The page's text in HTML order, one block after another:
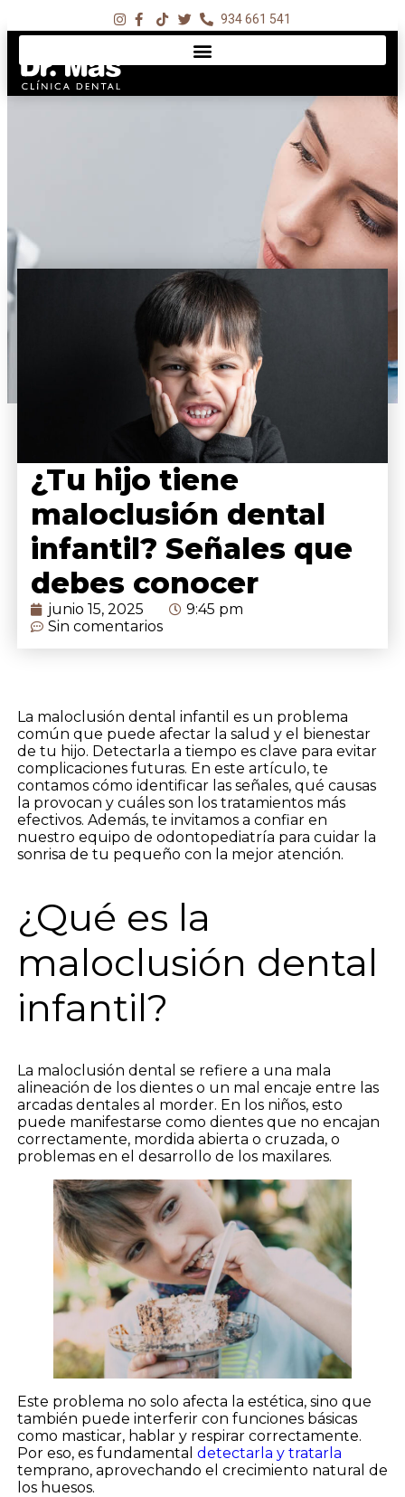
934 661 541
¿Tu hijo tiene
maloclusión dental
infantil? Señales que
debes conocer
junio 15, 2025
9:45 pm
Sin comentarios
La maloclusión dental infantil es un problema
común que puede afectar la salud y el bienestar
de tu hijo. Detectarla a tiempo es clave para evitar
complicaciones futuras. En este artículo, te
contamos cómo identificar las señales, qué causas
la provocan y cuáles son los tratamientos más
efectivos. Además, te invitamos a confiar en
nuestro equipo de odontopediatría para cuidar la
sonrisa de tu pequeño con la mejor atención.
¿Qué es la
maloclusión dental
infantil?
La maloclusión dental se refiere a una mala
alineación de los dientes o un mal encaje entre las
arcadas dentales al morder. En los niños, esto
puede manifestarse como dientes que no encajan
correctamente, mordida abierta o cruzada, o
problemas en el desarrollo de los maxilares.
Este problema no solo afecta la estética, sino que
también puede interferir con funciones básicas
como masticar, hablar y respirar correctamente.
Por eso, es fundamental detectarla y tratarla
temprano, aprovechando el crecimiento natural de
los huesos.